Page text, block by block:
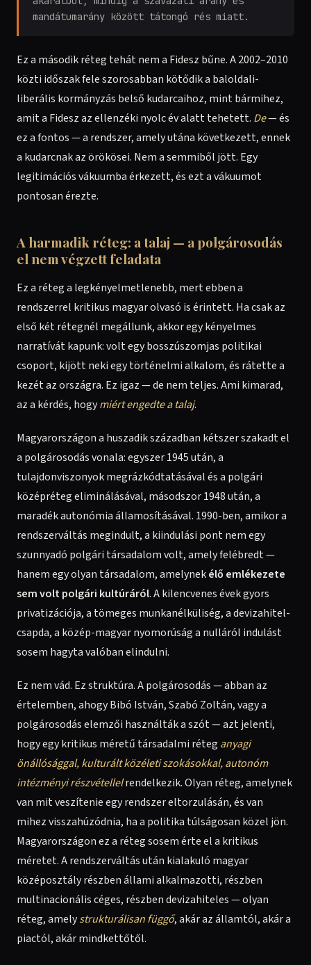
mandátumarány között tátongó rés miatt.
Ez a második réteg tehát nem a Fidesz bűne. A 2002–2010
közti időszak fele szorosabban kötődik a baloldali-
liberális kormányzás belső kudarcaihoz, mint bármihez,
amit a Fidesz az ellenzéki nyolc év alatt tehetett. De— és
ez a fontos — a rendszer, amely utána következett, ennek
a kudarcnak az örökösei. Nem a semmiből jött. Egy
legitimációs vákuumba érkezett, és ezt a vákuumot
pontosan érezte.
A harmadik réteg: a talaj — a polgárosodás
el nem végzett feladata
Ez a réteg a legkényelmetlenebb, mert ebben a
rendszerrel kritikus magyar olvasó is érintett. Ha csak az
első két rétegnél megállunk, akkor egy kényelmes
narratívát kapunk: volt egy bosszúszomjas politikai
csoport, kijött neki egy történelmi alkalom, és rátette a
kezét az országra. Ez igaz — de nem teljes. Ami kimarad,
az a kérdés, hogymiért engedte a talaj.
Magyarországon a huszadik században kétszer szakadt el
a polgárosodás vonala: egyszer 1945 után, a
tulajdonviszonyok megrázkódtatásával és a polgári
középréteg eliminálásával, másodszor 1948 után, a
maradék autonómia államosításával. 1990-ben, amikor a
rendszerváltás megindult, a kiindulási pont nem egy
szunnyadó polgári társadalom volt, amely felébredt —
hanem egy olyan társadalom, amelynekélő emlékezete
sem volt polgári kultúráról. A kilencvenes évek gyors
privatizációja, a tömeges munkanélküliség, a devizahitel-
csapda, a közép-magyar nyomorúság a nulláról indulást
sosem hagyta valóban elindulni.
Ez nem vád. Ez struktúra. A polgárosodás — abban az
értelemben, ahogy Bibó István, Szabó Zoltán, vagy a
polgárosodás elemzői használták a szót — azt jelenti,
hogy egy kritikus méretű társadalmi réteg anyagi
önállósággal, kulturált közéleti szokásokkal, autonóm
intézményi részvétellelrendelkezik. Olyan réteg, amelynek
van mit veszítenie egy rendszer eltorzulásán, és van
mihez visszahúzódnia, ha a politika túlságosan közel jön.
Magyarországon ez a réteg sosem érte el a kritikus
méretet. A rendszerváltás után kialakuló magyar
középosztály részben állami alkalmazotti, részben
multinacionális céges, részben devizahiteles — olyan
réteg, amelystrukturálisan függő, akár az államtól, akár a
piactól, akár mindkettőtől.